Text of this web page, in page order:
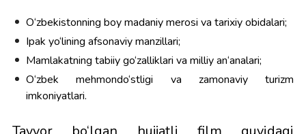
O‘zbekistonning boy madaniy merosi va tarixiy obidalari;
Ipak yo‘lining afsonaviy manzillari;
Mamlakatning tabiiy go‘zalliklari va milliy an‘analari;
O‘zbek mehmondo‘stligi va zamonaviy turizm
imkoniyatlari.